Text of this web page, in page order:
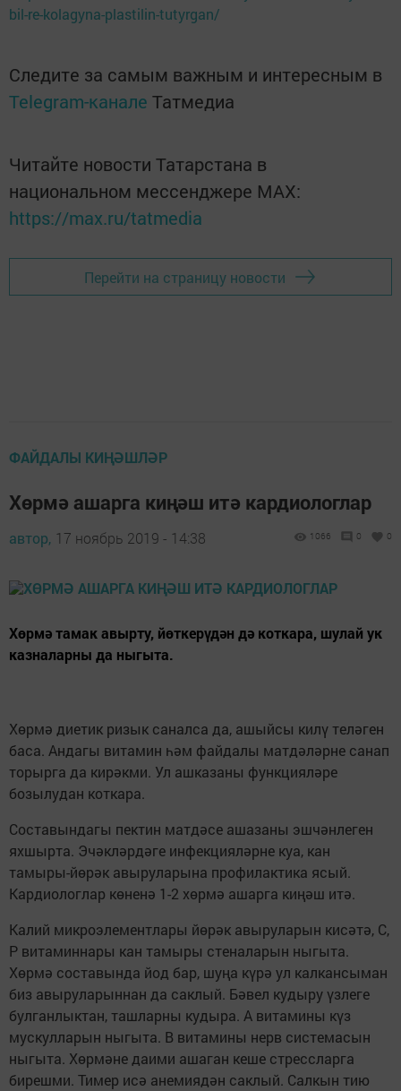
bil-re-kolagyna-plastilin-tutyrgan/
Следите за самым важным и интересным в
Telegram-канале Татмедиа
Читайте новости Татарстана в
национальном мессенджере MАХ:
https://max.ru/tatmedia
Перейти на страницу новости
ФАЙДАЛЫ КИҢӘШЛӘР
Хөрмә ашарга киңәш итә кардиологлар
автор, 17 ноябрь 2019 - 14:38 1066 0 0
Хөрмә тамак авырту, йөткерүдән дә коткара, шулай ук
казналарны да ныгыта.
Хөрмә диетик ризык саналса да, ашыйсы килү теләген
баса. Андагы витамин һәм файдалы матдәләрне санап
торырга да кирәкми. Ул ашказаны функцияләре
бозылудан коткара.
Составындагы пектин матдәсе ашазаны эшчәнлеген
яхшырта. Эчәкләрдәге инфекцияләрне куа, кан
тамыры-йөрәк авыруларына профилактика ясый.
Кардиологлар көненә 1-2 хөрмә ашарга киңәш итә.
Калий микроэлементлары йөрәк авыруларын кисәтә, С,
Р витаминнары кан тамыры стеналарын ныгыта.
Хөрмә составында йод бар, шуңа күрә ул калкансыман
биз авыруларыннан да саклый. Бәвел кудыру үзлеге
булганлыктан, ташларны кудыра. А витамины күз
мускулларын ныгыта. В витамины нерв системасын
ныгыта. Хөрмәне даими ашаган кеше стрессларга
бирешми. Тимер исә анемиядән саклый. Салкын тию